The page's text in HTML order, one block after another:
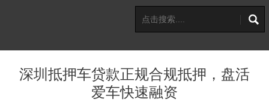
深圳抵押车贷款正规合规抵押，盘活
爱车快速融资